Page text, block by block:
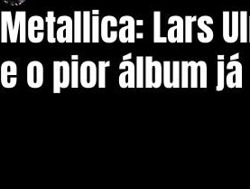
Metallica: Lars
e o pior álbum